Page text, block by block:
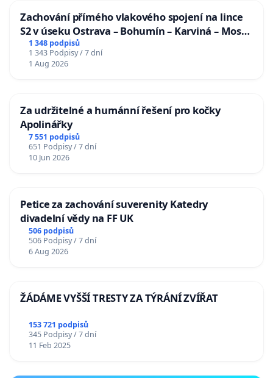
Zachování přímého vlakového spojení na lince
S2 v úseku Ostrava – Bohumín – Karviná – Mosty
u Jablunkova
1 348 podpisů
1 343 Podpisy / 7 dní
1 Aug 2026
Za udržitelné a humánní řešení pro kočky
Apolinářky
7 551 podpisů
651 Podpisy / 7 dní
10 Jun 2026
Petice za zachování suverenity Katedry
divadelní vědy na FF UK
506 podpisů
506 Podpisy / 7 dní
6 Aug 2026
ŽÁDÁME VYŠŠÍ TRESTY ZA TÝRÁNÍ ZVÍŘAT
153 721 podpisů
345 Podpisy / 7 dní
11 Feb 2025